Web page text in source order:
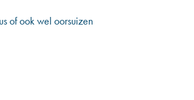
of ook wel oorsuizen